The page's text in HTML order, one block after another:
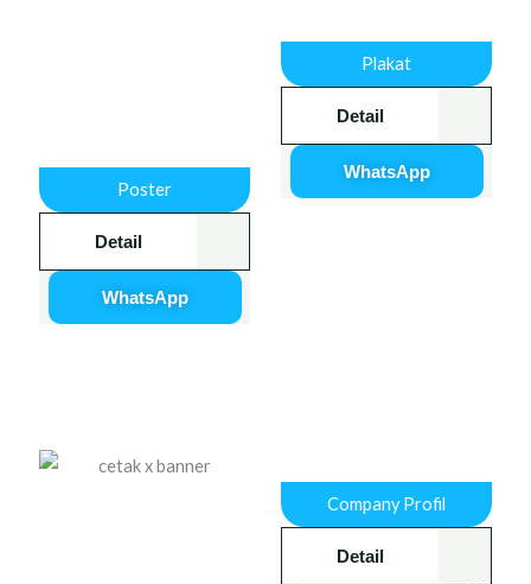
Plakat
Detail
WhatsApp
Poster
Detail
WhatsApp
Company Profil
Detail